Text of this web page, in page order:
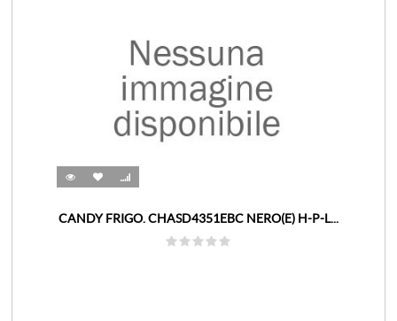
CANDY FRIGO. CHASD4351EBC NERO(E) H-P-L...